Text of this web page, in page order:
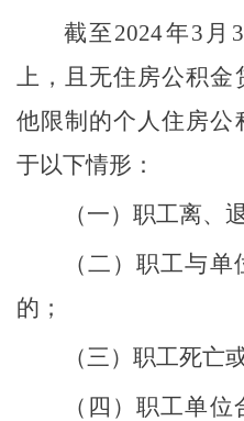
截至2024年3 月
上，且无住房公积金
他限制的个人住房公
于以下情形：
（一）职工离、
（二）职工与
的；
（三）职工死亡
（四）职工单